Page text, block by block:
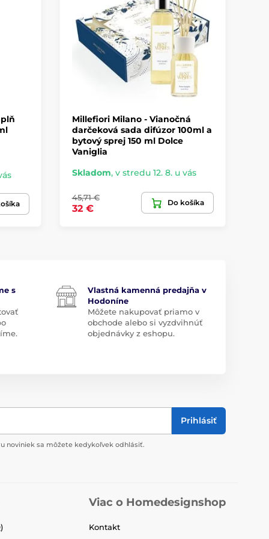
Millefiori Milano - Vianočná
darčeková sada difúzor 100ml a
bytový sprej 150 ml Dolce
Vaniglia
Skladom, v stredu 12. 8. u vás
45,71 €
32 €
Do košíka
s
Vlastná kamenná predajňa v
Hodoníne
Môžete nakupovať priamo v
obchode alebo si vyzdvihnúť
objednávky z eshopu.
Prihlásiť
noviniek sa môžete kedykoľvek odhlásiť.
Viac o Homedesignshop
Kontakt